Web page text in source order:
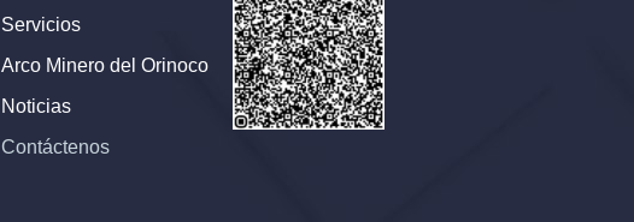
Servicios
Arco Minero del Orinoco
Noticias
Contáctenos